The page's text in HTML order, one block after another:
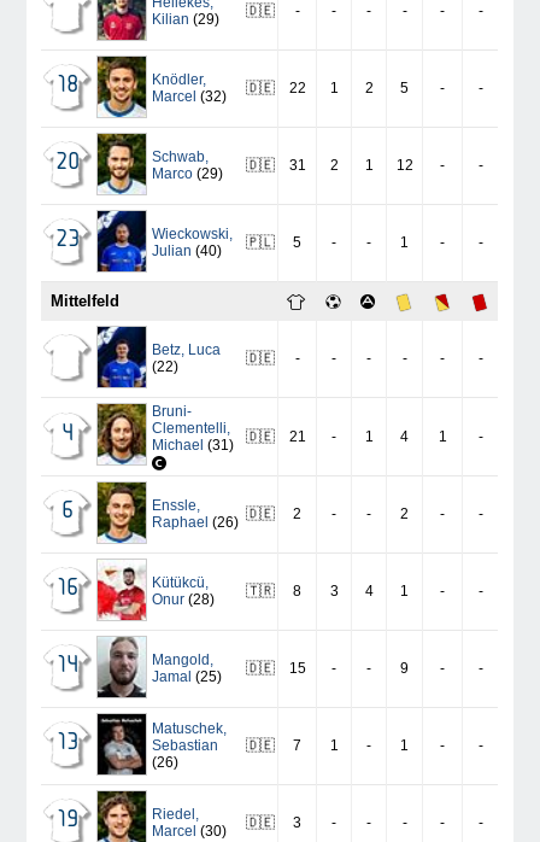
Kilian (29) 🇩🇪 - - - - - -
18 Knödler,
Marcel (32) 🇩🇪 22 1 2 5 - -
20 Schwab,
Marco (29) 🇩🇪 31 2 1 12 - -
23 Wieckowski,
Julian (40) 🇵🇱 5 - - 1 - -
Mittelfeld
Betz, Luca
(22)
🇩🇪 - - - - - -
4
Bruni-
Clementelli,
Michael (31) 🇩🇪 21 - 1 4 1 -
6 Enssle,
Raphael (26) 🇩🇪 2 - - 2 - -
16 Kütükcü,
Onur (28) 🇹🇷 8 3 4 1 - -
14 Mangold ,
Jamal (25) 🇩🇪 15 - - 9 - -
13
Matuschek,
Sebastian
(26)
🇩🇪 7 1 - 1 - -
19 Riedel ,
Marcel (30) 🇩🇪 3 - - - - -